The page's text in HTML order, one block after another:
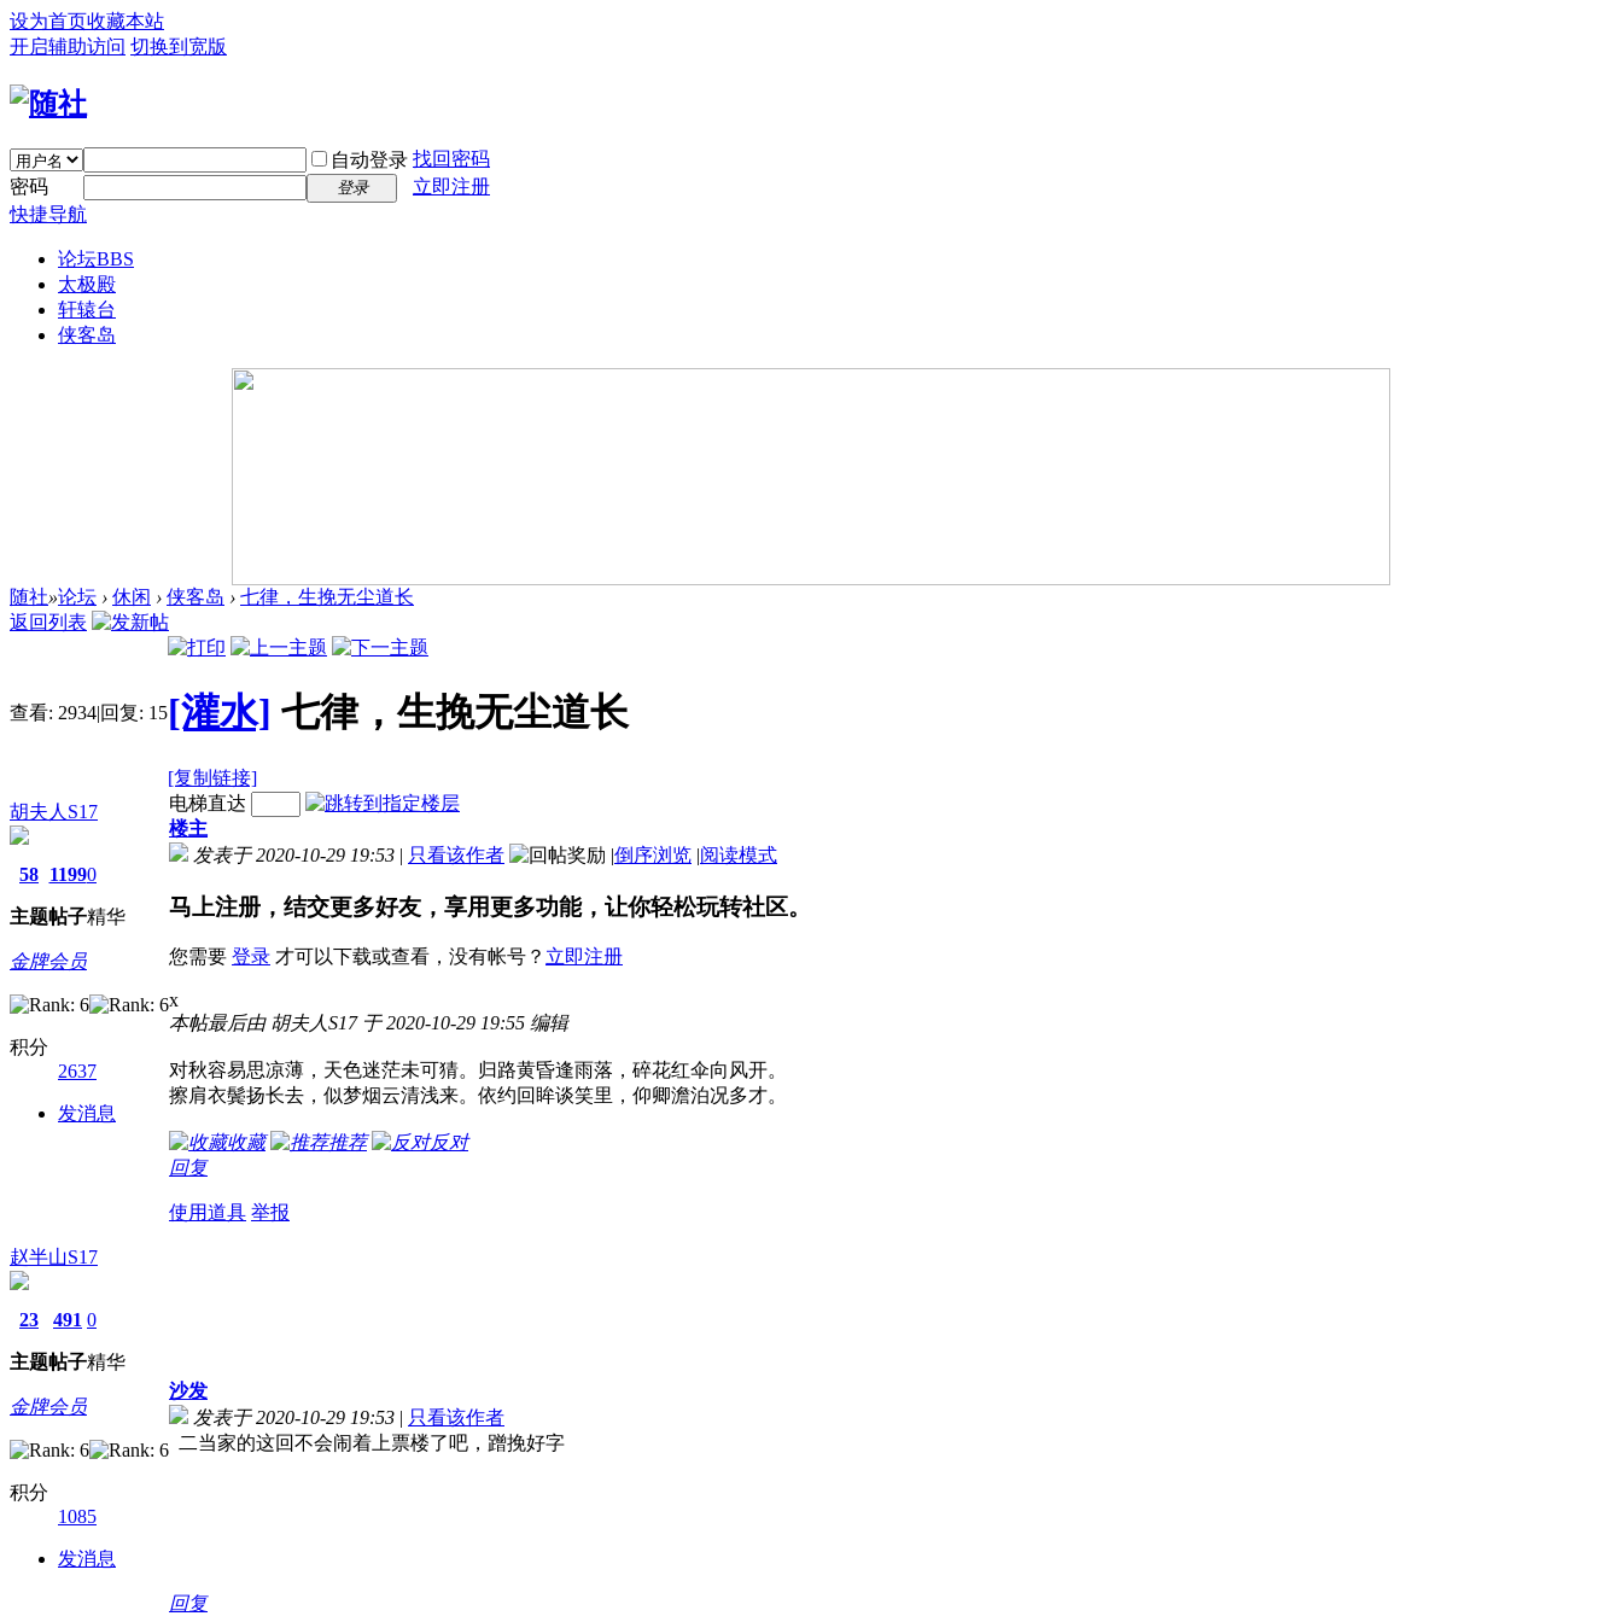
设为首页收藏本站
开启辅助访问 切换到宽版
自动登录 找回密码
密码
登录
立即注册
快捷导航
论坛BBS
太极殿
轩辕台
侠客岛
随社»论坛 › 休闲 › 侠客岛 › 七律，生挽无尘道长
返回列表
查看: 2934|回复: 15[灌水] 七律，生挽无尘道长
[复制链接]
胡夫人S17
58
主题
1199
帖子
0
精华
金牌会员
积分
2637
发消息
电梯直达
楼主
发表于 2020-10-29 19:53 | 只看该作者 |倒序浏览 |阅读模式
马上注册，结交更多好友，享用更多功能，让你轻松玩转社区。
您需要 登录 才可以下载或查看，没有帐号？ 立即注册
x
本帖最后由 胡夫人S17 于 2020-10-29 19:55 编辑
对秋容易思凉薄，天色迷茫未可猜。归路黄昏逢雨落，碎花红伞向风开。
擦肩衣鬓扬长去，似梦烟云清浅来。依约回眸谈笑里，仰卿澹泊况多才。
收藏 推荐
反对
回复
使用道具 举报
赵半山S17
23
主题
491
帖子
0
精华
金牌会员
积分
1085
发消息
沙发
发表于 2020-10-29 19:53 | 只看该作者
二当家的这回不会闹着上票楼了吧，蹭挽好字
回复